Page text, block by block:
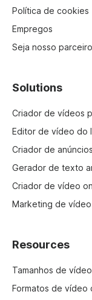
Política de cookies
Empregos
Seja nosso parceiro
Solutions
Criador de vídeos
Editor de vídeo do
Criador de
Gerador de texto
Criador de vídeo
Marketing de vídeo
Resources
Tamanhos de
Formatos de vídeo